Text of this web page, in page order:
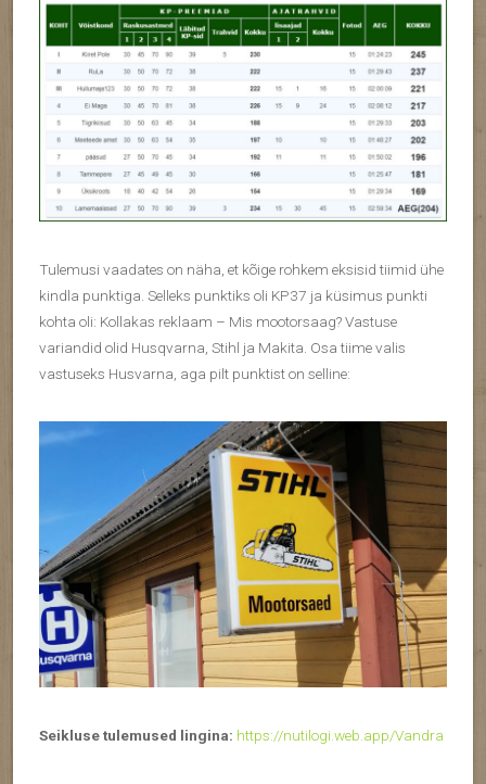
Tulemusi vaadates on näha, et kõige rohkem eksisid tiimid ühe
kindla punktiga. Selleks punktiks oli KP37 ja küsimus punkti
kohta oli: Kollakas reklaam – Mis mootorsaag? Vastuse
variandid olid Husqvarna, Stihl ja Makita. Osa tiime valis
vastuseks Husvarna, aga pilt punktist on selline:
Seikluse tulemused lingina: https://nutilogi.web.app/Vandra